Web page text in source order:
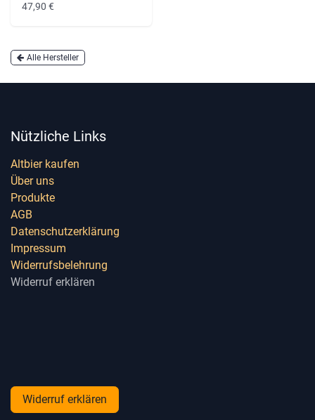
47,90 €
Alle Hersteller
Nützliche Links
Altbier kaufen
Über uns
Produkte
AGB
Datenschutzerklärung
Impressum
Widerrufsbelehrung
Widerruf erklären
Widerruf erklären